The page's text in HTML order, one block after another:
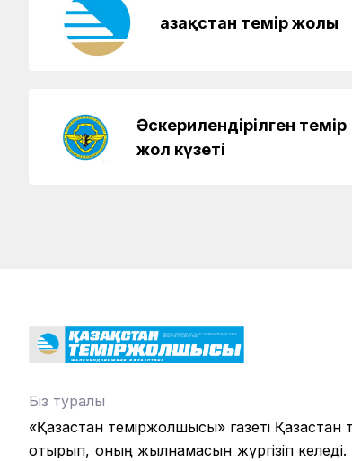
Қазақстан темір жолы
Әскерилендірілген темір
жол күзеті
Біз туралы
«Қазақстан теміржолшысы» газеті
отырып, оның жылнамасын жүргізіп келеді.